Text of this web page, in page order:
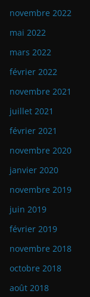
novembre 2022
mai 2022
mars 2022
février 2022
novembre 2021
juillet 2021
février 2021
novembre 2020
janvier 2020
novembre 2019
juin 2019
février 2019
novembre 2018
octobre 2018
août 2018